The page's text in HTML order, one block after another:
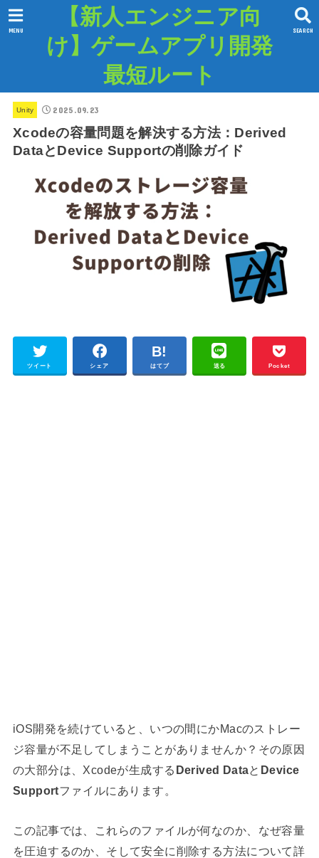
【新人エンジニア向
け】ゲームアプリ開発
最短ルート
SEARCH
MENU
Unity 2025.09.23
Xcodeの容量問題を解決する方法：Derived
DataとDevice Supportの削除ガイド
ツイート シェア はてブ 送る Pocket
iOS開発を続けていると、いつの間にかMacのストレー
ジ容量が不足してしまうことがありませんか？その原因
の大部分は、Xcodeが生成する Derived Dataと Device
Supportファイルにあります。
この記事では、これらのファイルが何なのか、なぜ容量
を圧迫するのか、そして安全に削除する方法について詳